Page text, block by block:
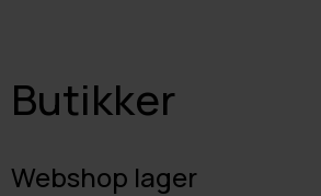
Butikker
Webshop lager